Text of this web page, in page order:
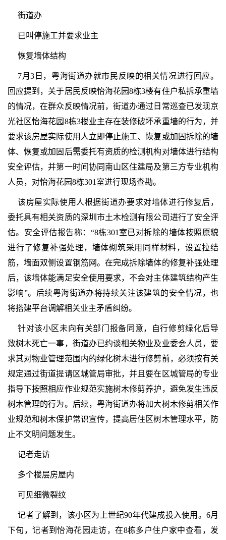
街道办
已叫停施工并要求业主
恢复墙体结构
7月3日，粤海街道办就市民反映的相关情况进行回应。
回应提到，关于居民反映怡海花园8栋3楼有住户私拆承重墙
的情况，在群众反映情况前，街道办通过日常巡查已发现京
光社区怡海花园8栋3楼业主存在装修破坏承重墙的行为，并
要求该房屋实际使用人立即停止施工、恢复或加固拆除的墙
体、恢复或加固后需委托有资质的检测机构对墙体进行结构
安全评估，并第一时间协同南山区住建局及第三方专业机构
人员，对怡海花园8栋301室进行现场查勘。
该房屋实际使用人根据街道办要求对墙体进行修复后，
委托具有相关资质的深圳市土木检测有限公司进行了安全评
估。安全评估报告称：“8栋301室已对拆除的墙体按照原貌
进行了修复补强处理，墙体砌筑采用同样材料，设置拉结
筋，墙面双侧设置钢筋网。在完成拆除墙体的修复补强处理
后，该墙体能满足安全使用要求，不会对主体建筑结构产生
影响”。后续粤海街道办将持续关注该建筑的安全情况，也
将搭建平台调解相关业主矛盾纠纷。
针对该小区未向有关部门报备同意，自行修剪绿化后导
致树木死亡一事，街道办已约谈相关物业及业委会人员，要
求其对物业管理范围内的绿化树木进行修剪前，必须按有关
规定通过街道提请区城管局审批，并且要在区城管局的专业
指导下按照相应作业规范实施树木修剪养护，避免发生违反
树木管理的行为。后续，粤海街道办将加大树木修剪相关作
业规范和树木保护常识宣传，提高居住区树木管理水平，防
止不文明问题发生。
记者走访
多个楼层房屋内
可见细微裂纹
记者了解到，该小区为上世纪90年代建成投入使用。6月
下旬，记者到怡海花园走访，在8栋多户住户家中查看，发